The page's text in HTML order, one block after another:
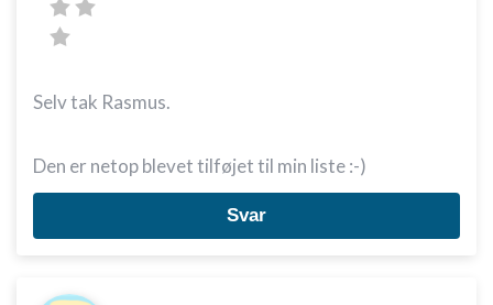
Selv tak Rasmus.
Den er netop blevet tilføjet til min liste :-)
Svar